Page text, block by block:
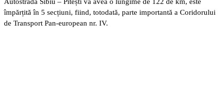
împărțită în 5 secțiuni, fiind, totodată, parte importantă a Coridorului
de Transport Pan-european nr. IV.